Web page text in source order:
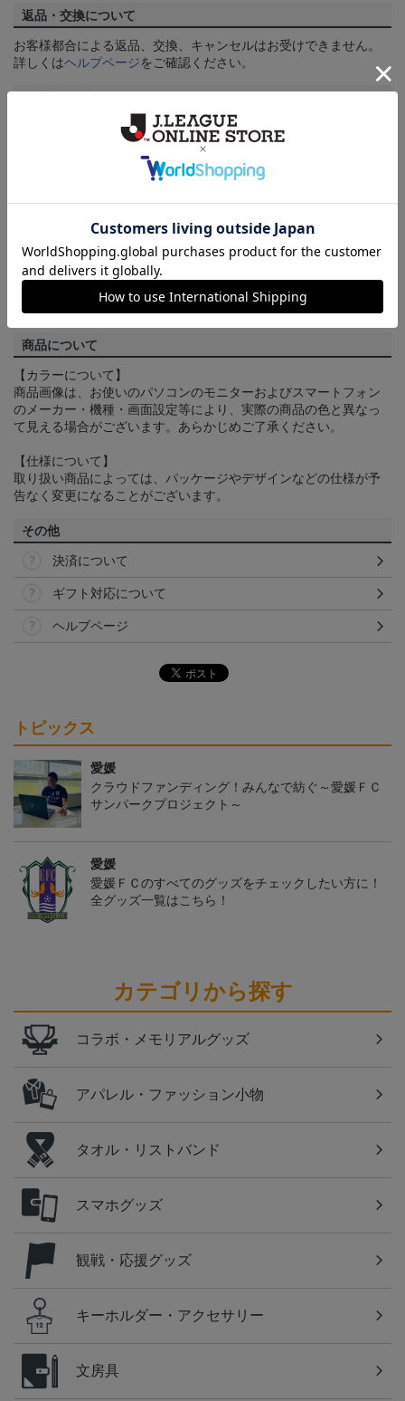
返品・交換について
お客様都合による返品、交換、キャンセルはお受けできません。
詳しくはヘルプページをご確認ください。
買い物かごに入れるだけでは在庫は確保されませんので、お早め
にご購入手続きをお済ませください。
をご確認ください。
配送方法について
一部商品はメール便でのお届けとなる場合がございます。詳しく
は
商品について
【カラーについて】
商品画像は、お使いのパソコンのモニターおよびスマートフォン
のメーカー・機種・画面設定等により、実際の商品の色と異なっ
て見える場合がございます。あらかじめご了承ください。
【仕様について】
取り扱い商品によっては、パッケージやデザインなどの仕様が予
告なく変更になることがございます。
その他
決済について
ギフト対応について
ヘルプページ
トピックス
愛媛
クラウドファンディング！みんなで紡ぐ～愛媛ＦＣ
サンパークプロジェクト～
愛媛
愛媛ＦＣのすべてのグッズをチェックしたい方に！
全グッズ一覧はこちら！
カテゴリから探す
コラボ・メモリアルグッズ
アパレル・ファッション小物
タオル・リストバンド
スマホグッズ
観戦・応援グッズ
キーホルダー・アクセサリー
文房具